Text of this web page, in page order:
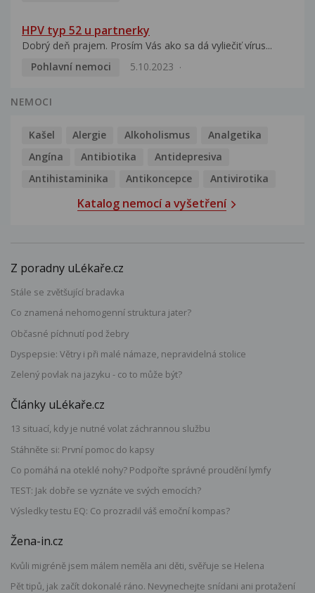
HPV typ 52 u partnerky
Dobrý deň prajem. Prosím Vás ako sa dá vyliečiť vírus...
Pohlavní nemoci
5.10.2023
NEMOCI
Kašel Alergie Alkoholismus
Analgetika
Angína
Antibiotika
Antidepresiva
Antihistaminika
Antikoncepce Antivirotika
Katalog nemocí a vyšetření
Z poradny uLékaře.cz
Stále se zvětšující bradavka
Co znamená nehomogenní struktura jater?
Občasné píchnutí pod žebry
Dyspepsie: Větry i při malé námaze, nepravidelná stolice
Zelený povlak na jazyku - co to může být?
Články uLékaře.cz
13 situací, kdy je nutné volat záchrannou službu
Stáhněte si: První pomoc do kapsy
Co pomáhá na oteklé nohy? Podpořte správné proudění lymfy
TEST: Jak dobře se vyznáte ve svých emocích?
Výsledky testu EQ: Co prozradil váš emoční kompas?
Žena-in.cz
Kvůli migréně jsem málem neměla ani děti, svěřuje se Helena
Pět tipů, jak začít dokonalé ráno. Nevynechejte snídani ani protažení